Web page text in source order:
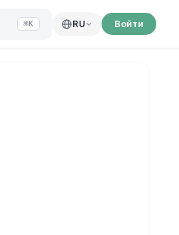
⌘K RU Войти